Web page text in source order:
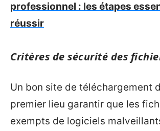
professionnel : les étapes
réussir
Critères de sécurité des
Un bon site de téléchargement
premier lieu garantir que les
exempts de logiciels